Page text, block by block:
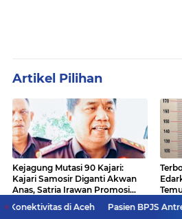
Artikel Pilihan
Kejagung Mutasi 90 Kajari:
Kajari Samosir Diganti Akwan
Anas, Satria Irawan Promosi
di Aceh
Pasien BPJS Antrean Obat 3